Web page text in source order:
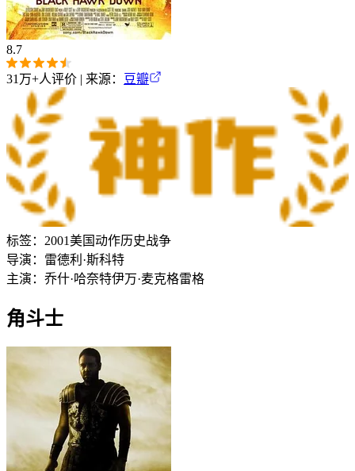
8.7
31万+人评价 | 来源： 豆瓣
标签： 2001美国动作历史战争
导演： 雷德利·斯科特
主演： 乔什·哈奈特伊万·麦克格雷格
角斗士